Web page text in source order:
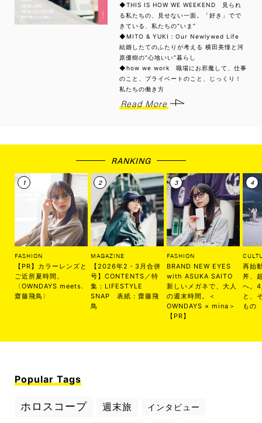
◆THIS IS HOW WE WEEKEND 見られ
る私たちの、見せない一面。「好き」でで
きている、私たちの“いま”
◆MITO & YUKI：Our Newlywed Life
結婚したてのふたりが考える 横田美憧と河
原優樹の“心地いい”暮らし
◆how we work 職場にお邪魔して、仕事
のこと、プライベートのこと、じっくり！
私たちの働き方
Read More
RANKING
FASHION
【PR】カラーレンズと
ご近所夏時間。
〈OWNDAYS meets.
齋藤飛鳥〉
MAGAZINE
【2026年2・3月合併
号】CONTENTS／特
集：LIFESTYLE
SNAP 表紙：齋藤飛
鳥
FASHION
BRAND NEW EYES
with ASUKA SAITO
新しいメガネで、大人
の週末時間。＜
OWNDAYS × mina＞
【PR】
再始
丼、
へ。
と、
もの
Popular Tags
ホロスコープ 週末旅 インタビュー